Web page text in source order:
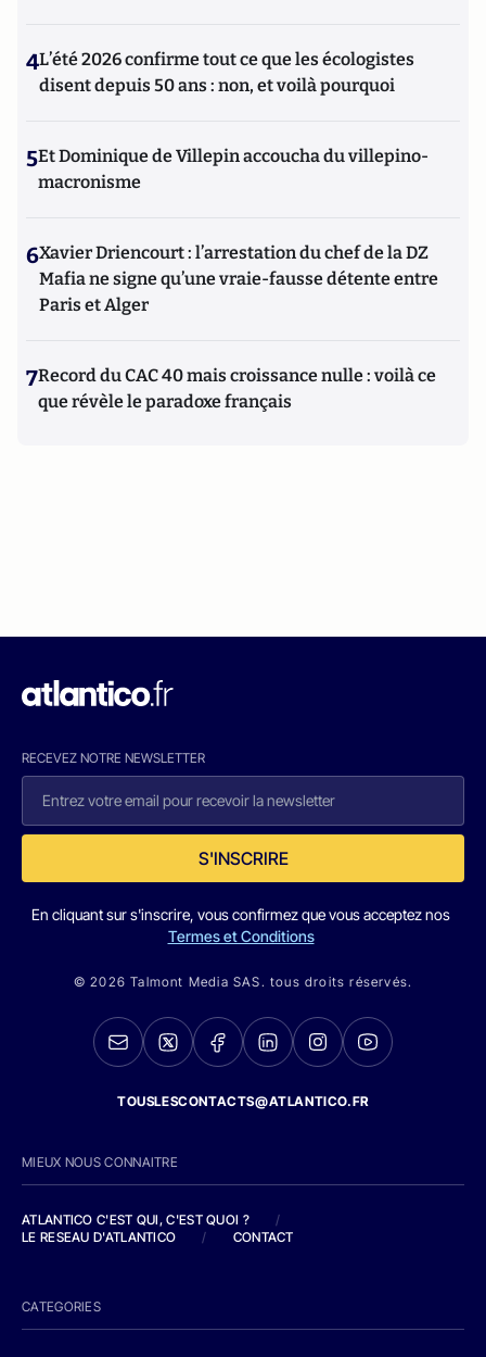
4L’été 2026 confirme tout ce que les écologistes
disent depuis 50 ans : non, et voilà pourquoi
5Et Dominique de Villepin accoucha du villepino-
macronisme
6Xavier Driencourt : l’arrestation du chef de la DZ
Mafia ne signe qu’une vraie-fausse détente entre
Paris et Alger
7Record du CAC 40 mais croissance nulle : voilà ce
que révèle le paradoxe français
RECEVEZ NOTRE NEWSLETTER
S'INSCRIRE
En cliquant sur s'inscrire, vous confirmez que vous acceptez nos
Termes et Conditions
© 2026 Talmont Media SAS. tous droits réservés.
TOUSLESCONTACTS@ATLANTICO.FR
MIEUX NOUS CONNAITRE
ATLANTICO C'EST QUI, C'EST QUOI ?
/
LE RESEAU D'ATLANTICO
/ CONTACT
CATEGORIES